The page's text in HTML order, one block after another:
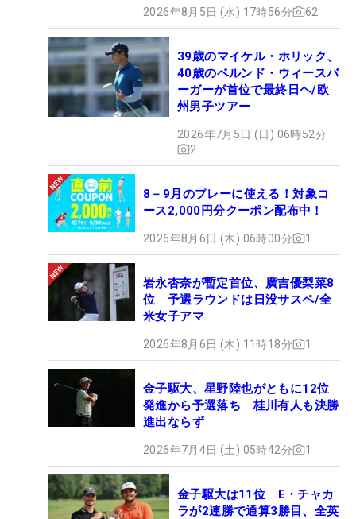
2026年8月5日 (水) 17時56分 62
39歳のマイケル・ホリック、
40歳のベルンド・ウィースバ
ーガーが首位で最終日ヘ/欧
州男子ツアー
2026年7月5日 (日) 06時52分
2
8－9月のプレーに使える！対象コ
ース2,000円分クーポン配布中！
2026年8月6日 (木) 06時00分 1
岩永杏奈が暫定首位、廣吉優梨菜8
位 予選ラウンドは日没サスペ/全
米女子アマ
2026年8月6日 (木) 11時18分 1
金子駆大、星野陸也がともに12位
発進から予選落ち 桂川有人も決勝
進出ならず
2026年7月4日 (土) 05時42分 1
金子駆大は11位 E・チャカ
ラが2連勝で通算3勝目、全英